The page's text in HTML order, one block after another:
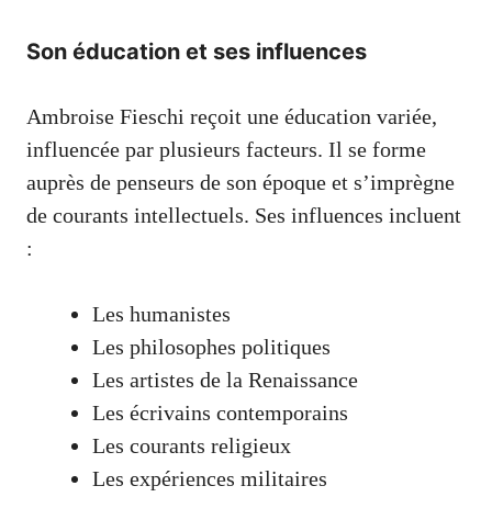
Son éducation et ses influences
Ambroise Fieschi reçoit une éducation variée,
influencée par plusieurs facteurs. Il se forme
auprès de penseurs de son époque et s’imprègne
de courants intellectuels. Ses influences incluent
:
Les humanistes
Les philosophes politiques
Les artistes de la Renaissance
Les écrivains contemporains
Les courants religieux
Les expériences militaires